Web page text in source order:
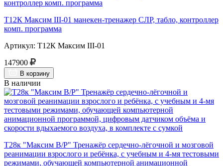
Т12К Максим III-01 манекен-тренажер СЛР, табло, контроллер
комп. программа
Артикул: Т12К Максим III-01
147900
В корзину
В наличии
Т28к "Максим В/Р" Тренажёр сердечно-лёгочной и мозговой
реанимации взрослого и ребёнка, с учебным и 4-мя тестовыми
режимами, обучающей компьютерной анимационной